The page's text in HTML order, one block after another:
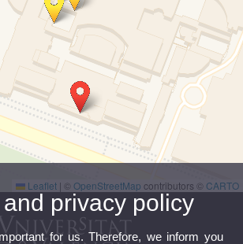
Leaflet | © OpenStreetMap contributors © CARTO
privacy policy
for us. Therefore, we inform you